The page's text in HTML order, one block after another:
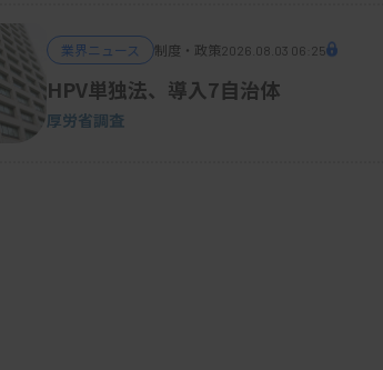
業界ニュース 制度・政策2026.08.03 06:25
HPV単独法、導入7自治体
厚労省調査